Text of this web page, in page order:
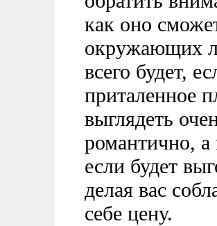
как оно
окружающих
всего будет,
приталенное
выглядеть
романтично, а
если будет
делая вас
себе цену.